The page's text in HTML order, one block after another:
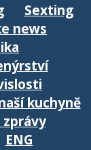
Sexting
news
kuchyně
zprávy
ENG